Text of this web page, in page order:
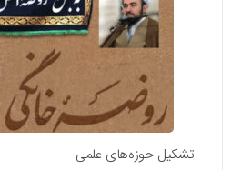
تشکیل حوزه‌های علمی